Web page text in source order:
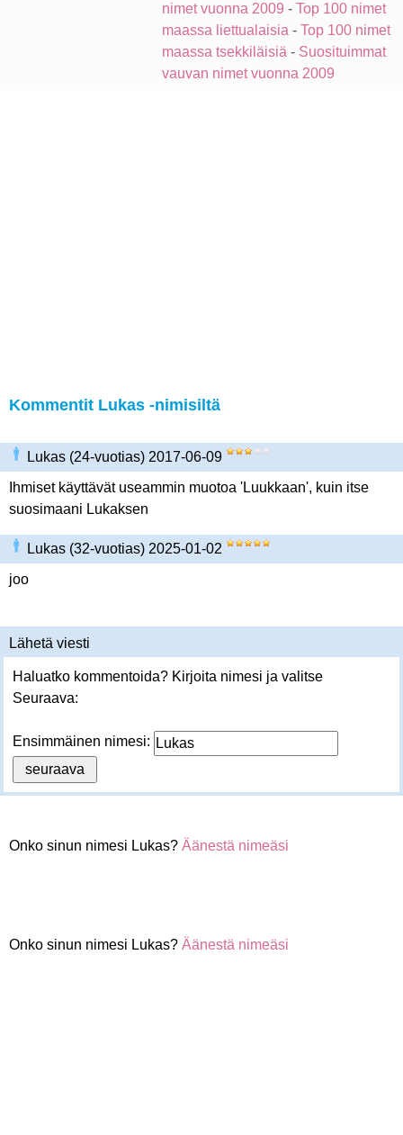
nimet vuonna 2009 - Top 100 nimet
maassa liettualaisia - Top 100 nimet
maassa tsekkiläisiä - Suosituimmat
vauvan nimet vuonna 2009
Kommentit Lukas -nimisiltä
Lukas (24-vuotias) 2017-06-09
Ihmiset käyttävät useammin muotoa 'Luukkaan', kuin itse
suosimaani Lukaksen
Lukas (32-vuotias) 2025-01-02
joo
Lähetä viesti
Haluatko kommentoida? Kirjoita nimesi ja valitse
Seuraava:
Ensimmäinen nimesi:
Onko sinun nimesi Lukas? Äänestä nimeäsi
Onko sinun nimesi Lukas? Äänestä nimeäsi